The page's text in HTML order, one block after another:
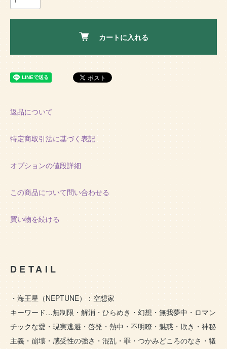
カートに入れる
返品について
特定商取引法に基づく表記
オプションの値段詳細
この商品について問い合わせる
買い物を続ける
DETAIL
・海王星（NEPTUNE）：空想家
キーワード…無制限・解消・ひらめき・幻想・無我夢中・ロマン
チックな愛・現実逃避・啓発・熱中・不明瞭・魅惑・欺き・神秘
主義・崩壊・感受性の強さ・混乱・罪・つかみどころのなさ・犠